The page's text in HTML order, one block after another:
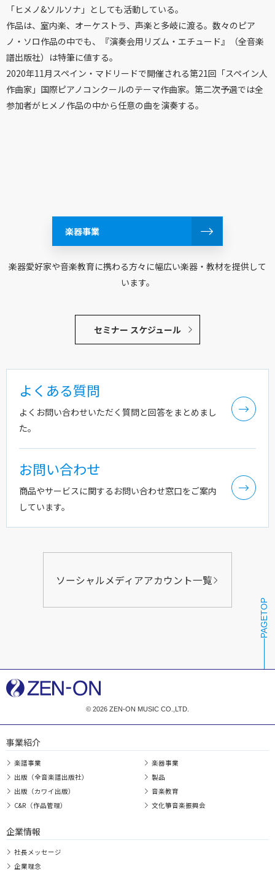
「ヒメノ&ソルソナ」としても活動している。
作品は、室内楽、オーケストラ、声楽と多岐に渡る。数々のピア
ノ・ソロ作品の中でも、『演奏会用リズム・エチュード』（全音楽
譜出版社）は特筆に値する。
2020年11月スペイン・マドリードで開催される第21回「スペイン人
作曲家」国際ピアノコンクールのテーマ作曲家。第二次予選では全
参加者がヒメノ作品の中から任意の曲を演奏する。
楽器事業
楽器愛好家や音楽教育に携わる方々に幅広い楽器・教材を提供して
います。
セミナー スケジュール
よくある質問
よくお問い合わせいただく質問と回答をまとめまし
た。
お問い合わせ
商品やサービスに関するお問い合わせ窓口をご案内
しています。
ソーシャルメディアアカウント一覧
PAGETOP
© 2026 ZEN-ON MUSIC CO.,LTD.
事業紹介
楽譜事業
出版（全音楽譜出版社）
出版（カワイ出版）
C&R（作品管理）
楽器事業
製品
音楽教育
文化箏音楽振興会
企業情報
社長メッセージ
企業理念